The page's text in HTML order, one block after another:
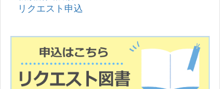
リクエスト申込